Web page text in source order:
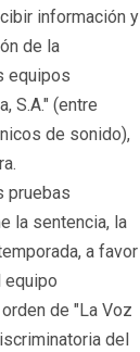
información y
de la
equipos
S.A." (entre
de sonido),
pruebas
la sentencia, la
a favor
equipo
de "La Voz
del